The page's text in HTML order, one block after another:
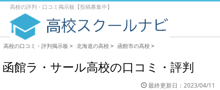
高校の評判・口コミ掲示板【投稿募集中】
高校の口コミ・評判掲示板 > 北海道の高校 > 函館市の高校 >
函館ラ・サール高校の口コミ・評判
最終更新日：2023/04/11